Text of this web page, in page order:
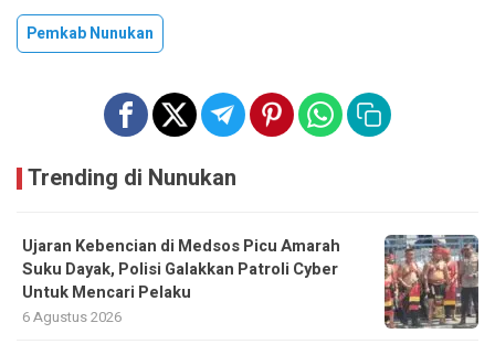
Pemkab Nunukan
Trending di Nunukan
Ujaran Kebencian di Medsos Picu Amarah
Suku Dayak, Polisi Galakkan Patroli Cyber
Untuk Mencari Pelaku
6 Agustus 2026